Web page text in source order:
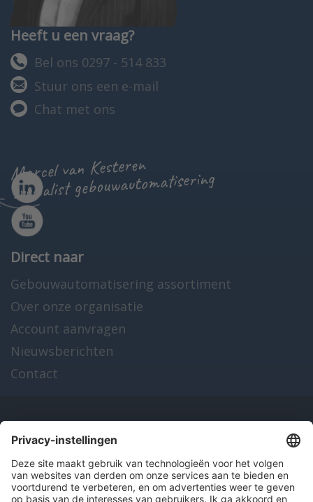
Heeft u een vraag?
Bel ons 0297 - 514 833
Stuur ons een e-mail
Chat met ons
Marcel van Kesteren
specialist gebouwautomatisering
Direct naar
Gebouwautomatisering assortiment
Over onze organisatie
Account aanvragen
Nieuwsberichten
Contact
Onze producten
en diensten
Over Hitma